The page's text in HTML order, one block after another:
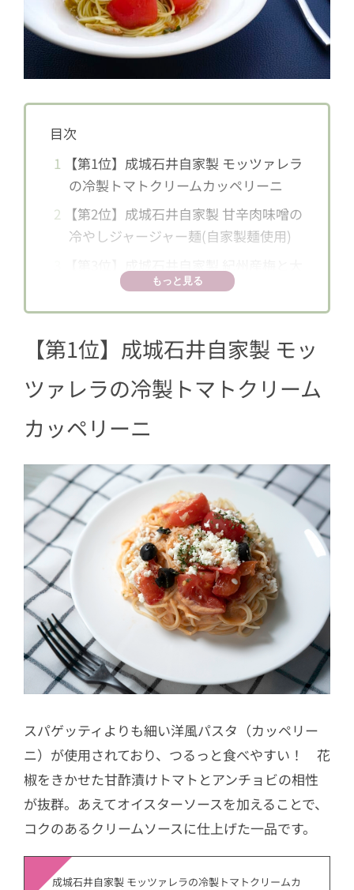
目次
1
【第1位】成城石井自家製 モッツァレラ
の冷製トマトクリームカッペリーニ
2 【第2位】成城石井自家製 甘辛肉味噌の
冷やしジャージャー麺(自家製麺使用)
葉の和風ジュレカッペリーニ
4【第4位】成城石井自家製 夏野菜と鶏そ
ぼろの旨味噌冷やしうどん
5
【5位】成城石井自家製 本ズワイガニの
トマト冷製カッペリーニ
もっと見る
【第1位】成城石井自家製 モッ
ツァレラの冷製トマトクリーム
カッペリーニ
スパゲッティよりも細い洋風パスタ（カッペリー
ニ）が使用されており、つるっと食べやすい！ 花
椒をきかせた甘酢漬けトマトとアンチョビの相性
が抜群。あえてオイスターソースを加えることで、
コクのあるクリームソースに仕上げた一品です。
成城石井自家製 モッツァレラの冷製トマトクリームカ